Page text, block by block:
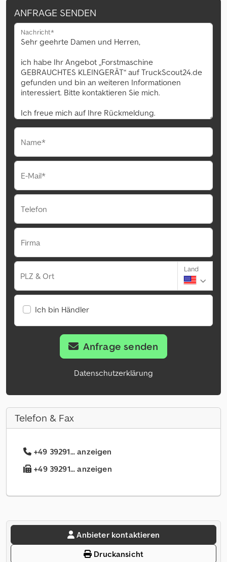
ANFRAGE SENDEN
Nachricht*
Name*
E-Mail*
Telefon
Firma
PLZ & Ort
Land
Ich bin Händler
Anfrage senden
Datenschutzerklärung
Telefon & Fax
+49 39291... anzeigen
+49 39291... anzeigen
Anbieter kontaktieren
Druckansicht